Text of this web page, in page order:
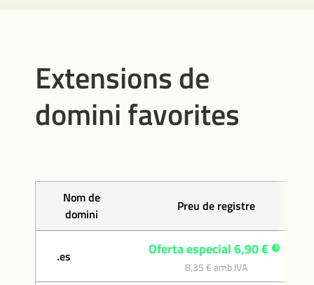
Extensions de
domini favorites
Nom de
domini
Preu de registre
.es Oferta especial 6,90 €
8,35 € amb IVA